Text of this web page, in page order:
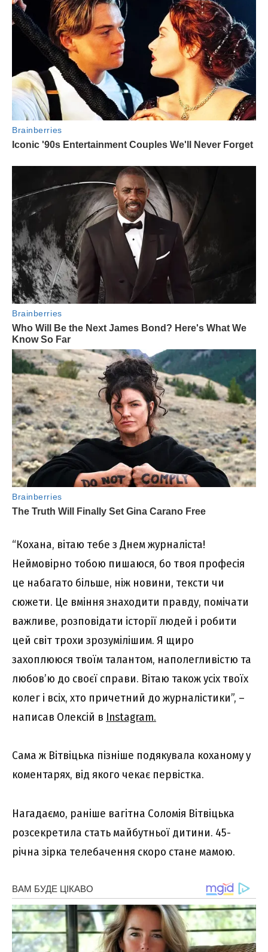
“Кохана, вітаю тебе з Днем журналіста!
Неймовірно тобою пишаюся, бо твоя професія
це набагато більше, ніж новини, тексти чи
сюжети. Це вміння знаходити правду, помічати
важливе, розповідати історії людей і робити
цей світ трохи зрозумілішим. Я щиро
захоплююся твоїм талантом, наполегливістю та
любов’ю до своєї справи. Вітаю також усіх твоїх
колег і всіх, хто причетний до журналістики”, –
написав Олексій в Instagram.
Сама ж Вітвіцька пізніше подякувала коханому у
коментарях, від якого чекає первістка.
Нагадаємо, раніше вагітна Соломія Вітвіцька
розсекретила стать майбутньої дитини. 45-
річна зірка телебачення скоро стане мамою.